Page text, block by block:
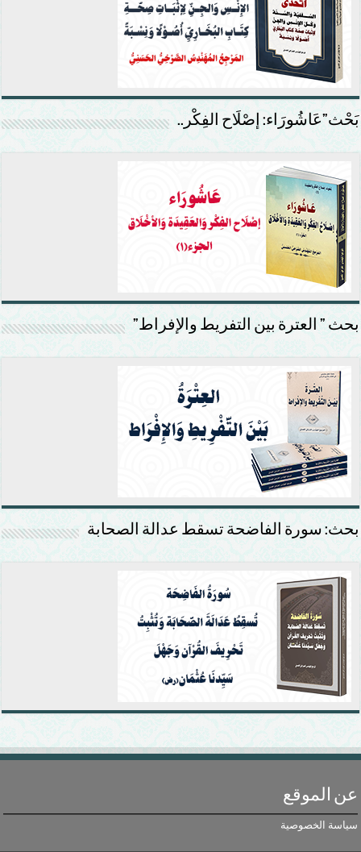
بَحْث”عَاشُورَاء: إصْلَاح الفِكْر..
بحث ” العترة بين التفريط والإفراط”
بحث: سورة الفاضحة تسقط عدالة الصحابة
عن الموقع
سياسة الخصوصية